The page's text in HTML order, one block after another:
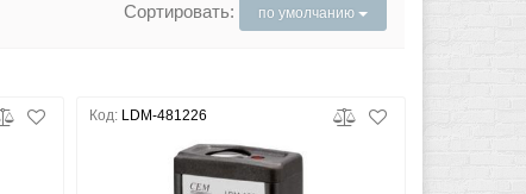
Сортировать: по умолчанию
Код: LDM-481226